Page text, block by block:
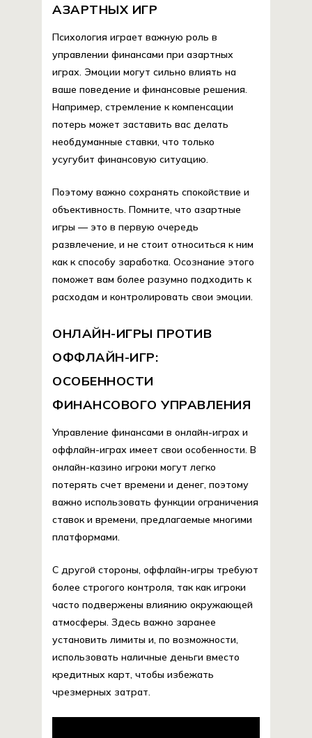
АЗАРТНЫХ ИГР
Психология играет важную роль в
управлении финансами при азартных
играх. Эмоции могут сильно влиять на
ваше поведение и финансовые решения.
Например, стремление к компенсации
потерь может заставить вас делать
необдуманные ставки, что только
усугубит финансовую ситуацию.
Поэтому важно сохранять спокойствие и
объективность. Помните, что азартные
игры — это в первую очередь
развлечение, и не стоит относиться к ним
как к способу заработка. Осознание этого
поможет вам более разумно подходить к
расходам и контролировать свои эмоции.
ОНЛАЙН-ИГРЫ ПРОТИВ
ОФФЛАЙН-ИГР:
ОСОБЕННОСТИ
ФИНАНСОВОГО УПРАВЛЕНИЯ
Управление финансами в онлайн-играх и
оффлайн-играх имеет свои особенности. В
онлайн-казино игроки могут легко
потерять счет времени и денег, поэтому
важно использовать функции ограничения
ставок и времени, предлагаемые многими
платформами.
С другой стороны, оффлайн-игры требуют
более строгого контроля, так как игроки
часто подвержены влиянию окружающей
атмосферы. Здесь важно заранее
установить лимиты и, по возможности,
использовать наличные деньги вместо
кредитных карт, чтобы избежать
чрезмерных затрат.